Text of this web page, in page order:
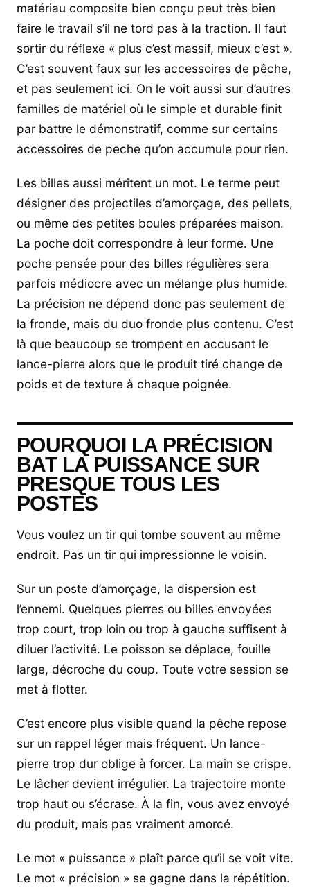
matériau composite bien conçu peut très bien
faire le travail s’il ne tord pas à la traction. Il faut
sortir du réflexe « plus c’est massif, mieux c’est ».
C’est souvent faux sur les accessoires de pêche,
et pas seulement ici. On le voit aussi sur d’autres
familles de matériel où le simple et durable finit
par battre le démonstratif, comme sur certains
accessoires de peche qu’on accumule pour rien.
Les billes aussi méritent un mot. Le terme peut
désigner des projectiles d’amorçage, des pellets,
ou même des petites boules préparées maison.
La poche doit correspondre à leur forme. Une
poche pensée pour des billes régulières sera
parfois médiocre avec un mélange plus humide.
La précision ne dépend donc pas seulement de
la fronde, mais du duo fronde plus contenu. C’est
là que beaucoup se trompent en accusant le
lance-pierre alors que le produit tiré change de
poids et de texture à chaque poignée.
POURQUOI LA PRÉCISION
BAT LA PUISSANCE SUR
PRESQUE TOUS LES
POSTES
Vous voulez un tir qui tombe souvent au même
endroit. Pas un tir qui impressionne le voisin.
Sur un poste d’amorçage, la dispersion est
l’ennemi. Quelques pierres ou billes envoyées
trop court, trop loin ou trop à gauche suffisent à
diluer l’activité. Le poisson se déplace, fouille
large, décroche du coup. Toute votre session se
met à flotter.
C’est encore plus visible quand la pêche repose
sur un rappel léger mais fréquent. Un lance-
pierre trop dur oblige à forcer. La main se crispe.
Le lâcher devient irrégulier. La trajectoire monte
trop haut ou s’écrase. À la fin, vous avez envoyé
du produit, mais pas vraiment amorcé.
Le mot « puissance » plaît parce qu’il se voit vite.
Le mot « précision » se gagne dans la répétition.